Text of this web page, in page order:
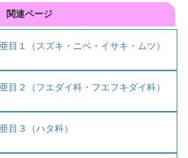
関連ページ
目１（スズキ・ニベ・イサキ・ムツ）
目２（フエダイ科・フエフキダイ科）
目３（ハタ科）